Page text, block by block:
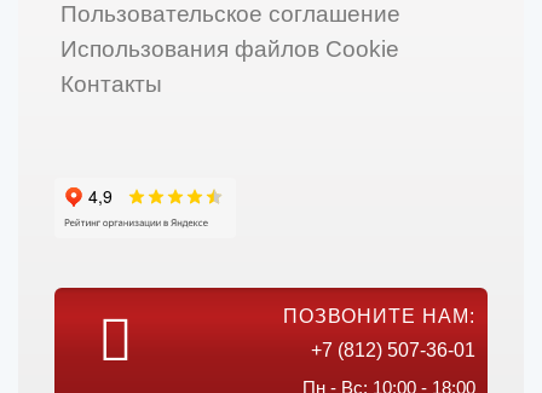
Пользовательское соглашение
Использования файлов Cookie
Контакты
ПОЗВОНИТЕ НАМ:
+7 (812) 507-36-01
Пн - Вс: 10:00 - 18:00